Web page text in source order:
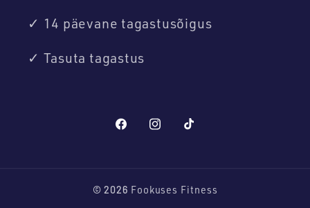
✓ 14 päevane tagastusõigus
✓ Tasuta tagastus
Tiktok
© 2026 Fookuses Fitness